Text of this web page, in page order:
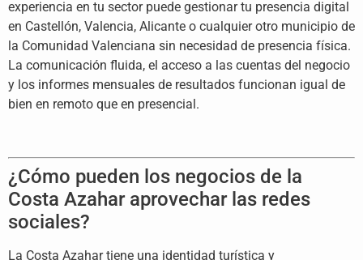
experiencia en tu sector puede gestionar tu presencia digital
en Castellón, Valencia, Alicante o cualquier otro municipio de
la Comunidad Valenciana sin necesidad de presencia física.
La comunicación fluida, el acceso a las cuentas del negocio
y los informes mensuales de resultados funcionan igual de
bien en remoto que en presencial.
¿Cómo pueden los negocios de la
Costa Azahar aprovechar las redes
sociales?
La Costa Azahar tiene una identidad turística y